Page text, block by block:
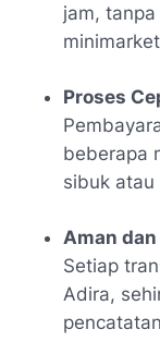
jam,
Proses
beberapa
sibuk
Aman
Setiap
Adira,